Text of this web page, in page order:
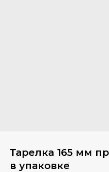
Тарелка 165 мм
в упаковке